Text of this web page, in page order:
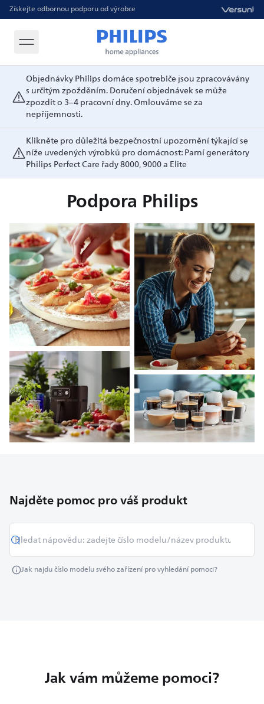
Získejte odbornou podporu od výrobce
Objednávky Philips domáce spotrebiče jsou zpracovávány
s určitým zpožděním. Doručení objednávek se může
zpozdit o 3–4 pracovní dny. Omlouváme se za
nepříjemnosti.
Klikněte pro důležitá bezpečnostní upozornění týkající se
níže uvedených výrobků pro domácnost: Parní generátory
Philips Perfect Care řady 8000, 9000 a Elite
Podpora Philips
Najděte pomoc pro váš produkt
Jak najdu číslo modelu svého zařízení pro vyhledání pomoci?
Jak vám můžeme pomoci?